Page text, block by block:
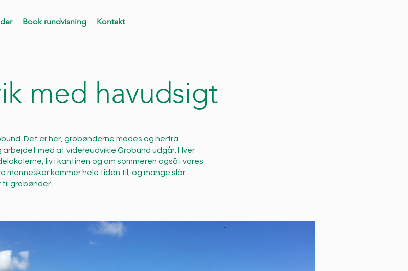
Book rundvisning Kontakt
med havudsigt
Det er her, grobønderne mødes og herfra
med at videreudvikle Grobund udgår. Hver
liv i kantinen og om sommeren også i vores
mennesker kommer hele tiden til, og mange slår
til grobønder.